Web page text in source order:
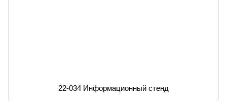
22-034 Информационный стенд